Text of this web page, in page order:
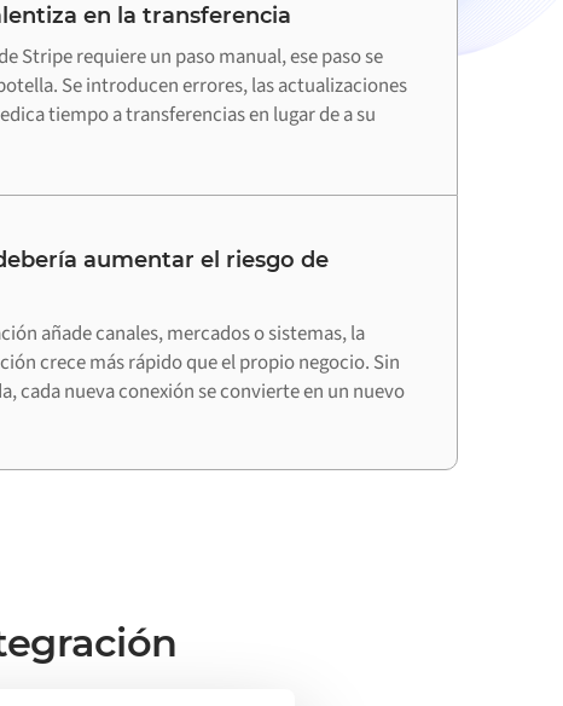
en la transferencia
Stripe requiere un paso manual, ese paso se
Se introducen errores, las actualizaciones
tiempo a transferencias en lugar de a su
aumentar el riesgo de
añade canales, mercados o sistemas, la
crece más rápido que el propio negocio. Sin
cada nueva conexión se convierte en un nuevo